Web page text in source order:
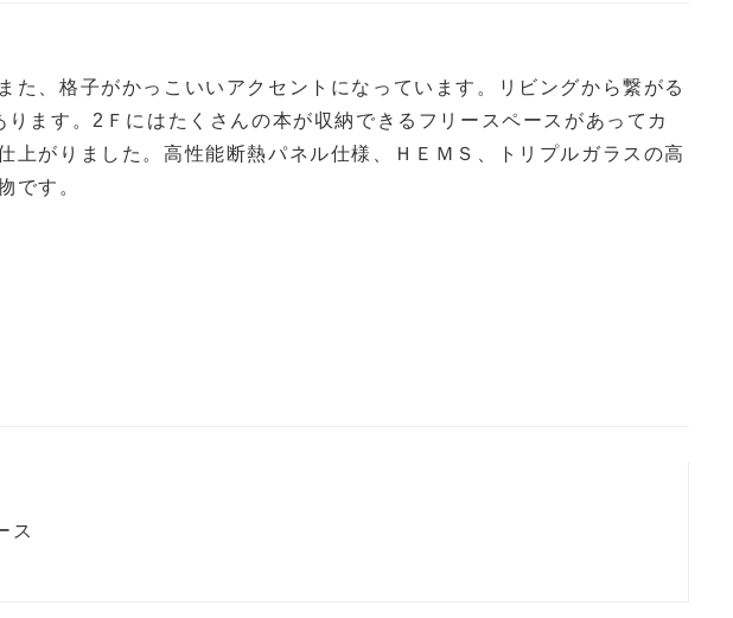
、格子がかっこいいアクセントになっています。リビングから繋がる
ます。2Ｆにはたくさんの本が収納できるフリースペースがあってカ
がりました。高性能断熱パネル仕様、ＨＥＭＳ、トリプルガラスの高
です。
ス